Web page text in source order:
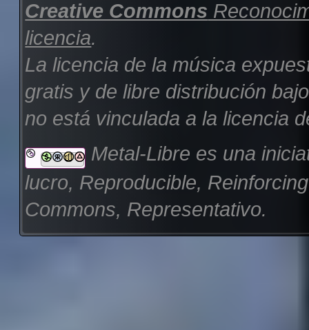
Creative Commons
licencia.
La licencia de la música
gratis y de libre distribución
no está vinculada a la licencia
Metal-Libre es una
lucro, Reproducible,
Commons, Representativo.